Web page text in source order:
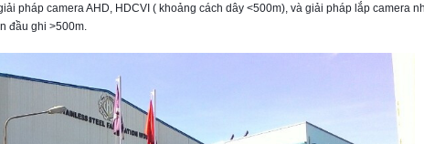
pháp camera AHD, HDCVI ( khoảng cách dây <500m), và giải pháp lắp camera
đầu ghi >500m.